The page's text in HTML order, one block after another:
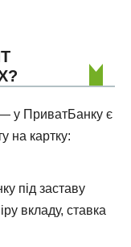
у ПриватБанку є
на картку:
під заставу
вкладу, ставка